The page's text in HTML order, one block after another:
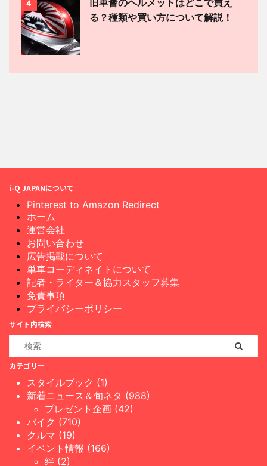
4
る？種類や買い方について解説！
i-Q JAPANについて
Pinterest to Amazon Redirect
ホーム
運営会社
お問い合わせ
広告掲載について
単車コーディネイトについて
記者・ライター＆協力スタッフ募集
免責事項
プライバシーポリシー
サイト内検索
カテゴリー
スタイルブック (1)
新着ニュース＆旬ネタ (988)
プレゼント企画 (42)
バイク (710)
クルマ (19)
イベント情報 (166)
絆 (2)